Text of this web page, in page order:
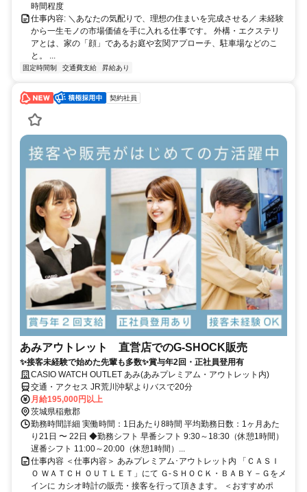
時間程度
仕事内容: ＼あなたの気配りで、理想の住まいを完成させる／ 未経験
から一生モノの市場価値を手に入れる仕事です。 外構・エクステリ
アとは、家の「顔」であるお庭や玄関アプローチ、駐車場などのこ
と。 ...
固定時間制 交通費支給 昇給あり
契約社員
あみアウトレット 直営店でのG-SHOCK販売
✨接客未経験で始めた先輩も多数✨賞与年2回・正社員登用有
CASIO WATCH OUTLET あみ(あみプレミアム・アウトレット内)
交通・アクセス JR荒川沖駅よりバスで20分
月給195,000円以上
茨城県稲敷郡
勤務時間詳細 実働時間：1日あたり8時間 平均勤務日数：1ヶ月あた
り21日 〜 22日 ◆勤務シフト 早番シフト 9:30～18:30（休憩1時間）
遅番シフト 11:00～20:00（休憩1時間）...
仕事内容 ＜仕事内容＞ あみプレミアム･アウトレット内 「ＣＡＳＩ
Ｏ ＷＡＴＣＨ ＯＵＴＬＥＴ」にて Ｇ-ＳＨＯＣＫ・ＢＡＢＹ－Ｇをメ
インに カシオ時計の販売・接客を行って頂きます。 ＜おすすめポ